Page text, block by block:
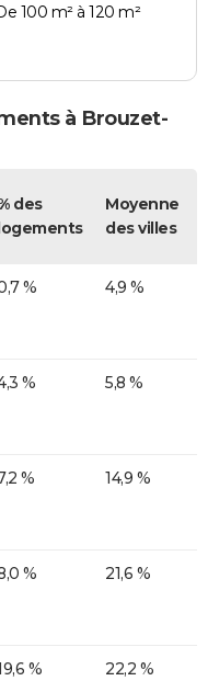
100 m² à 120 m²
à Brouzet-
des
Moyenne
des villes
% 4,9 %
% 5,8 %
% 14,9 %
% 21,6 %
% 22,2 %